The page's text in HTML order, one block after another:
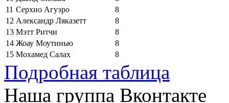
11 Серхио Агуэро
8
12 Александр Ляказетт
8
13 Мэтт Ритчи
8
14 Жоау Моутинью
8
15 Мохамед Салах 8
Подробная таблица
Наша группа Вконтакте